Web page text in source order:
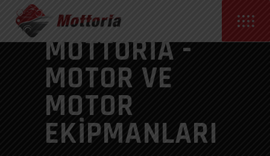
MOTTORIA -
MOTOR VE
MOTOR
EKIPMANLARI